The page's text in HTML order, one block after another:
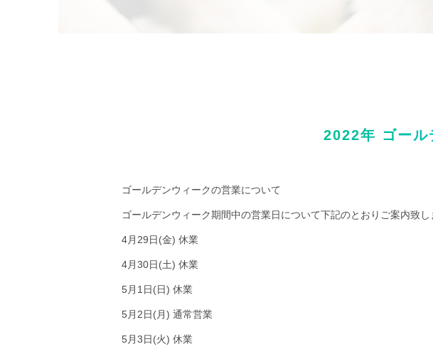
2022年 ゴール
ゴールデンウィークの営業について
ゴールデンウィーク期間中の営業日について下記のとおりご案内致し
4月29日(金) 休業
4月30日(土) 休業
5月1日(日) 休業
5月2日(月) 通常営業
5月3日(火) 休業